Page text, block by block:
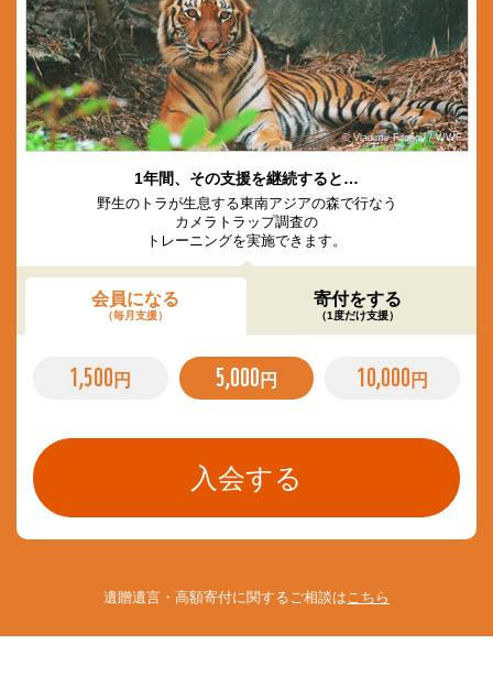
© Vladimir Filonov / WWF
1年間、その支援を継続すると…
野生のトラが生息する東南アジアの森で行なう
カメラトラップ調査の
トレーニングを実施できます。
会員になる
（毎月支援）
寄付をする
（1度だけ支援）
1,500 円 5,000 円 10,000 円
遺贈遺言・高額寄付に関するご相談は こちら